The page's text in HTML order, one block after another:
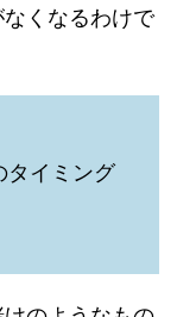
くなるわけで
タイミング